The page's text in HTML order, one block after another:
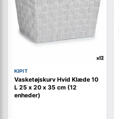
KIPIT
Vasketøjskurv Hvid Klæde 10
L 25 x 20 x 35 cm (12
enheder)